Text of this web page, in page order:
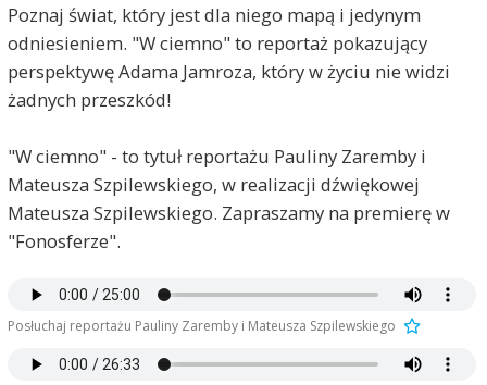
Poznaj świat, który jest dla niego mapą i jedynym
odniesieniem. "W ciemno" to reportaż pokazujący
perspektywę Adama Jamroza, który w życiu nie widzi
żadnych przeszkód!
"W ciemno" - to tytuł reportażu Pauliny Zaremby i
Mateusza Szpilewskiego, w realizacji dźwiękowej
Mateusza Szpilewskiego. Zapraszamy na premierę w
"Fonosferze".
Posłuchaj reportażu Pauliny Zaremby i Mateusza Szpilewskiego